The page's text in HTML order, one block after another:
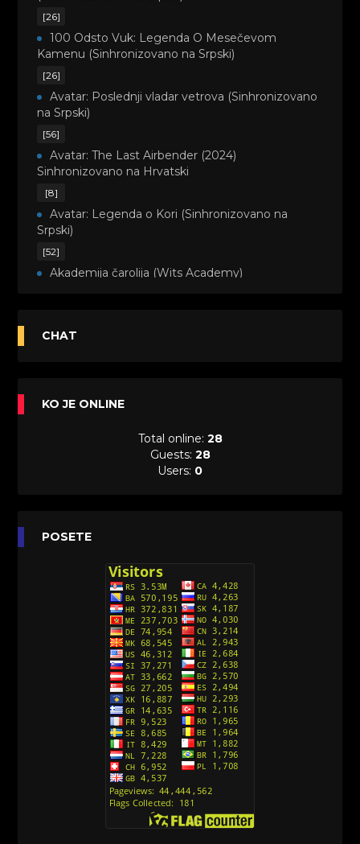
[26]
100 Odsto Vuk: Legenda O Mesečevom
Kamenu (Sinhronizovano na Srpski)
[26]
Avatar: Poslednji vladar vetrova (Sinhronizovano
na Srpski)
[56]
Avatar: The Last Airbender (2024)
Sinhronizovano na Hrvatski
[8]
Avatar: Legenda o Kori (Sinhronizovano na
Srpski)
[52]
Akademija čarolija (Wits Academy)
Avanture Maje i Marka (Sinhronizovano na
Sinhronizovano na Srpski
A.T.O.M. (Alpha Teens On Machines)
Sinhronizovano na Hrvatski
Anatane: Saving the Children of Okura
Avanture Kida Opasnost (Sinhronizovano na
Action Man (Sinhronizovano na Hrvatski)
Action Man (2000) Sinhronizovano na Hrvatski
Andjeoski Prijatelji (Sinhronizovano na Srpski)
Ajkuca (Sharkdog) Sinhronizovano na Srpski
Alvin i veverice (Alvinnn!!! And the Chipmunks)
Sinhronizovano na Srpski
CHAT
KO JE ONLINE
Total online: 28
Guests: 28
Users: 0
POSETE